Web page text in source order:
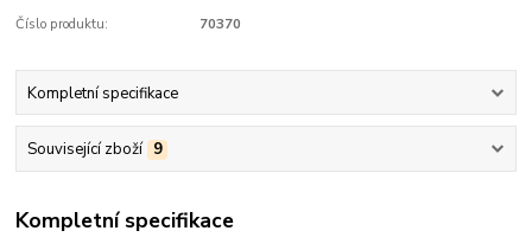
Číslo produktu: 70370
Kompletní specifikace
Související zboží 9
Kompletní specifikace